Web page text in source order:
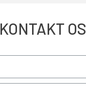
KONTAKT OS